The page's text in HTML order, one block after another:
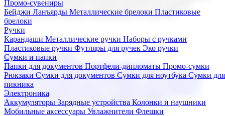
Промо-сувениры
Бейджи Ланъярды Металлические брелоки Пластиковые
брелоки
Ручки
Карандаши Металлические ручки Наборы с ручками
Пластиковые ручки Футляры для ручек Эко ручки
Сумки и папки
Папки для документов Портфели-дипломаты Промо-сумки
Рюкзаки Сумки для документов Сумки для ноутбука Сумки для
пикника
Электроника
Аккумуляторы Зарядные устройства Колонки и наушники
Мобильные аксессуары Увлажнители Флешки
сувениров с логотипом. В нашем каталоге вы найдете
продукцию для бизнеса, мероприятия и клиентов.
Подарочные наборы
Бизнес наборыКофейные наборы Кошельки
Наборы из кожиНаборы ручекНаборы с аккумуляторами
Наборы с бутылками для воды
Наборы с ежедневниками
Наборы с кружками
флешкамиНовогодние наборыЧайные наборы